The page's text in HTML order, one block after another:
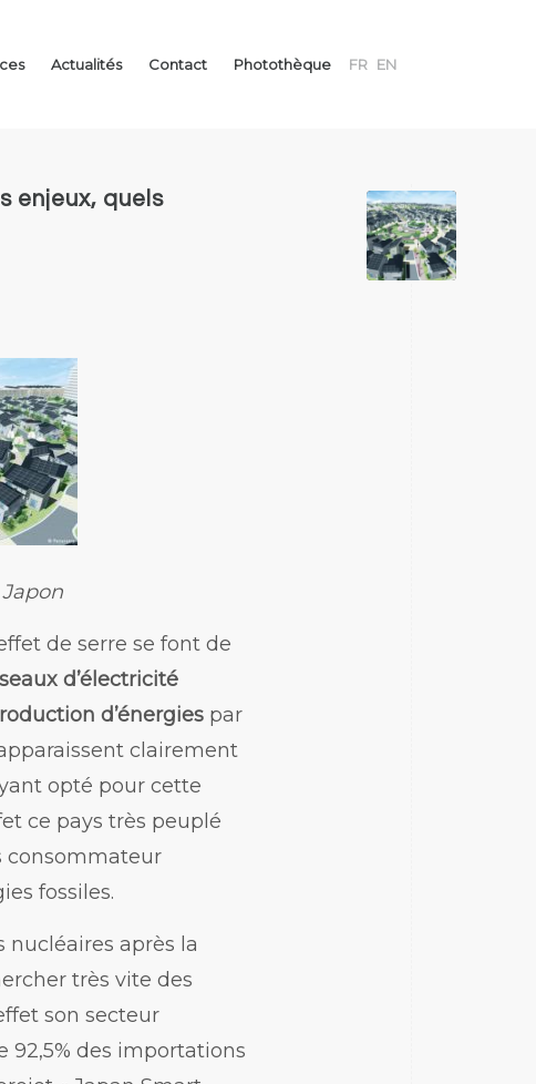
de nos locaux
Actualités Contact Photothèque FR EN
enjeux, quels
de serre se font de
d’électricité
d’énergies par
clairement
opté pour cette
ce pays très peuplé
consommateur
fossiles.
nucléaires après la
très vite des
son secteur
des importations